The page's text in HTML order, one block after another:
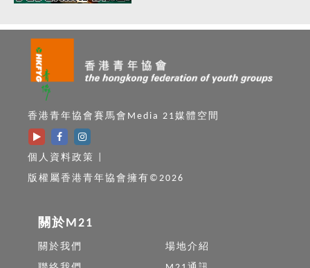
香港青年協會賽馬會Media 21媒體空間
個人資料政策
版權屬香港青年協會擁有©2026
關於M21
關於我們
場地介紹